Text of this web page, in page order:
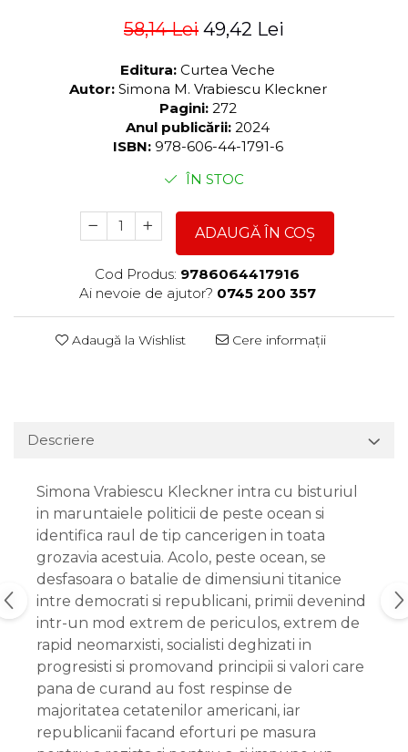
58,14 Lei 49,42 Lei
Editura: Curtea Veche
Autor: Simona M. Vrabiescu Kleckner
Pagini: 272
Anul publicării: 2024
ISBN: 978-606-44-1791-6
ÎN STOC
ADAUGĂ ÎN COȘ
Cod Produs: 9786064417916
Ai nevoie de ajutor? 0745 200 357
Adaugă la Wishlist Cere informații
Descriere
Simona Vrabiescu Kleckner intra cu bisturiul
in maruntaiele politicii de peste ocean si
identifica raul de tip cancerigen in toata
grozavia acestuia. Acolo, peste ocean, se
desfasoara o batalie de dimensiuni titanice
intre democrati si republicani, primii devenind
intr-un mod extrem de periculos, extrem de
rapid neomarxisti, socialisti deghizati in
progresisti si promovand principii si valori care
pana de curand au fost respinse de
majoritatea cetatenilor americani, iar
republicanii facand eforturi pe masura